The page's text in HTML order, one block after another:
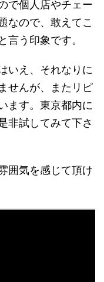
で個人店やチェー
なので、敢えてこ
言う印象です。
いえ、それなりに
せんが、またリピ
ます。東京都内に
非試してみて下さ
囲気を感じて頂け